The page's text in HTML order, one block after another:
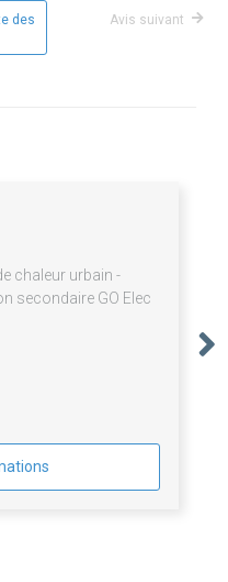
des
Avis suivant
chaleur urbain -
secondaire GO Elec